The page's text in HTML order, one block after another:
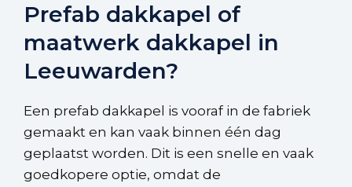
Prefab dakkapel of
maatwerk dakkapel in
Leeuwarden?
Een prefab dakkapel is vooraf in de fabriek
gemaakt en kan vaak binnen één dag
geplaatst worden. Dit is een snelle en vaak
goedkopere optie, omdat de